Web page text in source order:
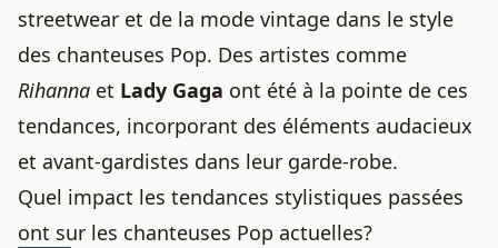
streetwear et de la mode vintage dans le style
des chanteuses Pop. Des artistes comme
Rihanna et Lady Gaga ont été à la pointe de ces
tendances, incorporant des éléments audacieux
et avant-gardistes dans leur garde-robe.
Quel impact les tendances stylistiques passées
ont sur les chanteuses Pop actuelles?